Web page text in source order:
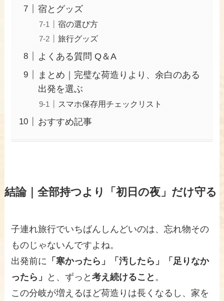
宿とグッズ
宿の選び方
旅行グッズ
よくある質問 Q＆A
まとめ｜完璧な荷造りより、余白のある
出発を選ぶ
スマホ保存用チェックリスト
おすすめ記事
結論｜全部持つより「初日の夜」だけ守る
子連れ旅行でいちばんしんどいのは、忘れ物その
ものじゃないんですよね。
出発前に 「寒かったら」「汚したら」「足りなか
ったら」
と、ずっと考え続けること 。
この分岐が増えるほど荷造りは長くなるし、家を